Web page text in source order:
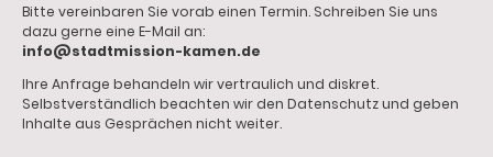
Bitte vereinbaren Sie vorab einen Termin. Schreiben Sie uns
dazu gerne eine E-Mail an:
info@stadtmission-kamen.de
Ihre Anfrage behandeln wir vertraulich und diskret.
Selbstverständlich beachten wir den Datenschutz und geben
Inhalte aus Gesprächen nicht weiter.